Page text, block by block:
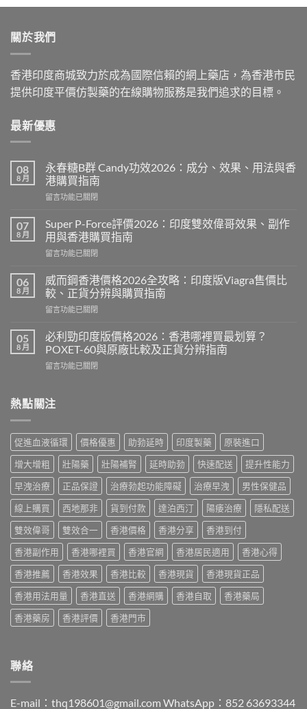
$899.00
關於我們
香港印度商城致力於成為國際信賴的網上藥店，為香港市民
提供印度平價仿製藥的在線購物服務是我們追求的目標。
最新優惠
08
8 月
永春糖B群 Candy功效2026：成分、效果、用法與香
港購買指南
在
春
糖
B
群
功
效
2026：
成
效
果、
法
港
指
南〉
中
留言功能已關閉
07
8 月
Super P-Force評價2026：印度雙效偉哥效果、副作
用與香港購買指南
在
P-
Force
評
價
印
度
效
效
作
用
與
香
港
購
買
指
南〉
中
留言功能已關閉
06
8 月
威而鋼香港價格2026全攻略：印度版Viagra售價比
較、正貨分辨與購買指南
在
而
鋼
香
港
2026
略：
印
度
版
Viagra
售
價
比
較、
正
貨
分
辨
與
購
買
指
留言功能已關閉
05
8 月
必利勁印度版價格2026：香港哪裡買最划算？
POXET-60與原廠比較及正貨分辨指南
在
勁
印
版
價
格
2026：
香
港
哪
裡
買
最
划
算？
POXET-
60
與
原
廠
辨
留言功能已關閉
熱點關注
促進血液循環 價格優惠 助勃延時 印度製藥
原裝進口
增大增粗
壯陽藥 壯陽補腎 延時助勃 快速配送
提升性能力
早洩治療
正品保證 治療勃起功能障礙 治療早洩
男性保健品
線上購買
西地那非 貨到付款 達泊西汀 陽痿治療
隱私配送
雙效偉哥
雙效合一 香港價格 香港分享
香港到付
香港副作用
香港哪裡買 香港官網 香港居民適用
香港心得
香港推薦
香港效果 香港比較 香港現貨
香港現貨正品
香港用法用量
香港直送 香港網購 香港自取
香港藥局
香港藥房
香港評價 香港門市
聯絡
E-mail： thq198601@gmail.com WhatsApp：852 63693344